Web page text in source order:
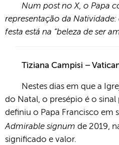
Num post no X, o Papa
representação da
festa está na “beleza de ser
Tiziana Campisi –
Nestes dias em que a
do Natal, o presépio é o
definiu o Papa Francisco em
Admirable signum de 2019,
significado e valor.